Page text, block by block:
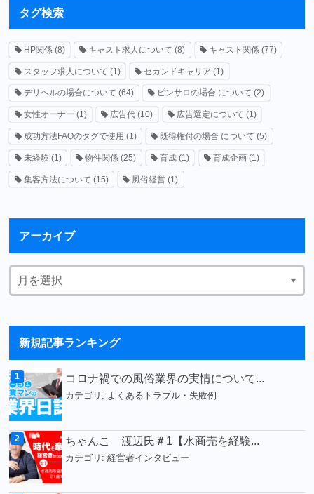
タグ検索
HP関係(8) キャスト求人について (8) キャスト関係 (77)
スタッフ求人について (1) セカンドキャリア (1)
デリヘルの場合について (64) ピンサロの場合 について (2)
女性オーナー (1) 広告代 (10) 広告選定について (1)
成功方法FAQのタグで使用 (1) 既得権付の場合 について (5)
未経験(1) 物件関係 (25) 育成 (1) 育成企画(1)
集客方法について (15) 風俗経営 (1)
アーカイブ
新規記事ランキング
コロナ禍での風俗業界の実情について...
カテゴリ: よくあるトラブル・失敗例
ちゃんこ 渡辺氏＃1【水商売を経験...
カテゴリ:経営者インタビュー